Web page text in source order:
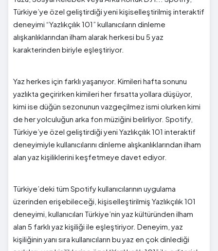
Türkiye’ye özel geliştirdiği yeni kişiselleştirilmiş interaktif
deneyimi “Yazlıkçılık 101” kullanıcıların dinleme
alışkanlıklarından ilham alarak herkesi bu 5 yaz
karakterinden biriyle eşleştiriyor.
Yaz herkes için farklı yaşanıyor. Kimileri hafta sonunu
yazlıkta geçirirken kimileri her fırsatta yollara düşüyor,
kimi ise düğün sezonunun vazgeçilmez ismi olurken kimi
de her yolculuğun arka fon müziğini belirliyor. Spotify,
Türkiye’ye özel geliştirdiği yeni Yazlıkçılık 101 interaktif
deneyimiyle kullanıcılarını dinleme alışkanlıklarından ilham
alan yaz kişiliklerini keşfetmeye davet ediyor.
Türkiye’deki tüm Spotify kullanıcılarının uygulama
üzerinden erişebileceği, kişiselleştirilmiş Yazlıkçılık 101
deneyimi, kullanıcıları Türkiye’nin yaz kültüründen ilham
alan 5 farklı yaz kişiliği ile eşleştiriyor. Deneyim, yaz
kişiliğinin yanı sıra kullanıcıların bu yaz en çok dinlediği